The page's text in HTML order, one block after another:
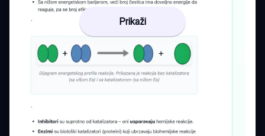
Prikaži